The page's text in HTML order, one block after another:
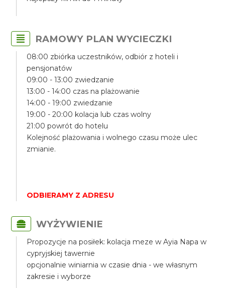
RAMOWY PLAN WYCIECZKI
08:00 zbiórka uczestników, odbiór z hoteli i
pensjonatów
09:00 - 13:00 zwiedzanie
13:00 - 14:00 czas na plażowanie
14:00 - 19:00 zwiedzanie
19:00 - 20:00 kolacja lub czas wolny
21:00 powrót do hotelu
Kolejność plażowania i wolnego czasu może ulec
zmianie.
ODBIERAMY Z ADRESU
WYŻYWIENIE
Propozycje na posiłek: kolacja meze w Ayia Napa w
cypryjskiej tawernie
opcjonalnie winiarnia w czasie dnia - we własnym
zakresie i wyborze